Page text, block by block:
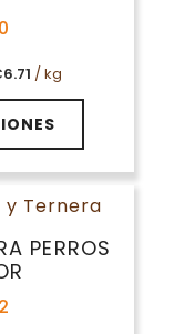
6.71 / kg
PERROS